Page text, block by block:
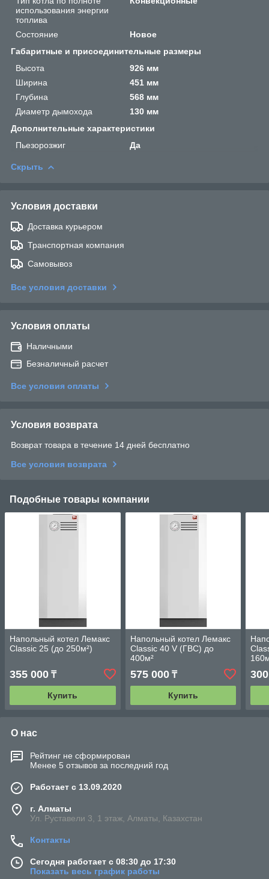
использования энергии
топлива
Состояние
Новое
Габаритные и присоединительные размеры
Высота
926 мм
Ширина
451 мм
Глубина
568 мм
Диаметр дымохода
130 мм
Дополнительные характеристики
Пьезорозжиг
Да
Скрыть
Условия доставки
Доставка курьером
Транспортная компания
Самовывоз
Все условия доставки
Условия оплаты
Наличными
Безналичный расчет
Все условия оплаты
Условия возврата
Возврат товара в течение 14 дней бесплатно
Все условия возврата
Подобные товары компании
Напольный котел Лемакс
Classic 25 (до 250м²)
355 000 ₸
Купить
Напольный котел Лемакс
Classic 40 V (ГВС) до
400м²
575 000₸
Купить
О нас
Рейтинг не сформирован
Менее 5 отзывов за последний год
Работает с 13.09.2020
г. Алматы
Ул. Руставели 3, 1 этаж, Алматы, Казахстан
Контакты
Сегодня работает с 08:30 до 17:30
Показать весь график работы